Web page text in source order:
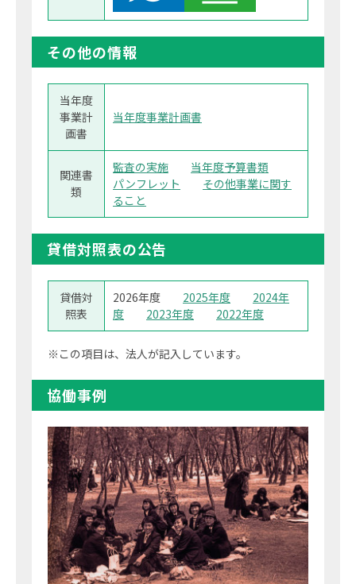
その他の情報
当年度
事業計
画書
当年度事業計画書
関連書
類
監査の実施
当年度予算書類
パンフレット
その他事業に関す
ること
貸借対照表の公告
貸借対
照表
2026年度 2025年度
2024年
度
2023年度 2022年度
※この項目は、法人が記入しています。
協働事例